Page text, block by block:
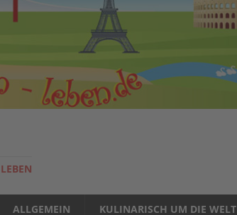
ALLGEMEIN KULINARISCH UM DIE WELT